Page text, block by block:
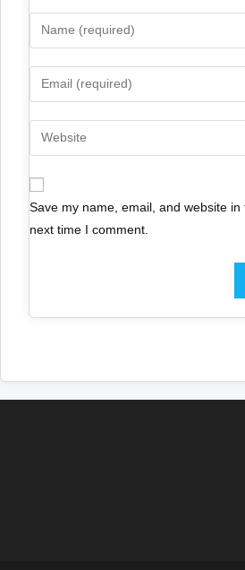
Save my name, email, and website
next time I comment.